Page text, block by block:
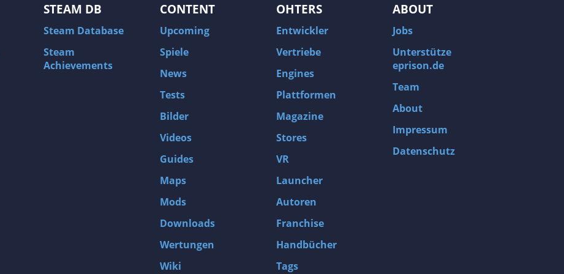
STEAM DB
Steam Database
Steam
Achievements
CONTENT
Upcoming
Spiele
News
Tests
Bilder
Videos
Guides
Maps
Mods
Downloads
Wertungen
Wiki
OHTERS
Entwickler
Vertriebe
Engines
Plattformen
Magazine
Stores
VR
Launcher
Autoren
Franchise
Handbücher
Tags
ABOUT
Jobs
Unterstütze
eprison.de
Team
About
Impressum
Datenschutz